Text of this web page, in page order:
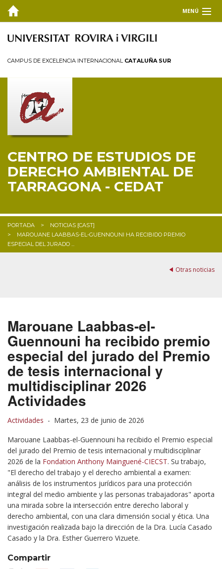
MENÚ
EL CEDAT
Miembros
Personal investigador
Reglamento
FORMACIÓN
INVESTIGACIÓN Y TRANSFERENCIA
BLOG
CAMPUS DE EXCELENCIA INTERNACIONAL CATALUÑA SUR
CENTRO DE ESTUDIOS DE
DERECHO AMBIENTAL DE
TARRAGONA - CEDAT
PORTADA
NOTICIAS [CAST]
MAROUANE LAABBAS-EL-GUENNOUNI HA RECIBIDO PREMIO
ESPECIAL DEL JURADO ...
Otras noticias
Marouane Laabbas-el-
Guennouni ha recibido premio
especial del jurado del Premio
de tesis internacional y
multidisciplinar 2026
Actividades
Actividades - Martes, 23 de junio de 2026
Marouane Laabbas-el-Guennouni ha recibido el Premio especial
del jurado del Premio de tesis internacional y multidisciplinar
2026 de la Fondation Anthony Mainguené-CIECST. Su trabajo,
"El derecho del trabajo y el derecho ambiental a examen:
análisis de los instrumentos jurídicos para una protección
integral del medio ambiente y las personas trabajadoras" aporta
una mirada sobre la intersección entre derecho laboral y
derecho ambiental, con una clara dimensión social y ética. Una
investigación realizada bajo la dirección de la Dra. Lucía Casado
Casado y la Dra. Esther Guerrero Vizuete.
Compartir